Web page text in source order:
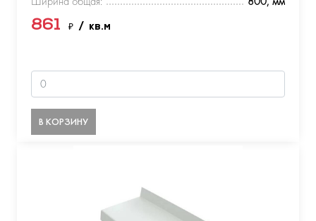
861 ₽ / кв.м
В КОРЗИНУ